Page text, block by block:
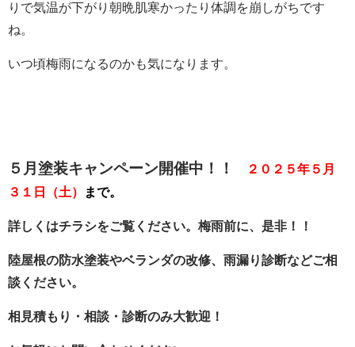
りで気温が下がり朝晩肌寒かったり体調を崩しがちです
ね。
いつ頃梅雨になるのかも気になります。
５月塗装キャンペーン開催中！！
２０２５年５月
３１日（土）
まで。
詳しくはチラシをご覧ください。梅雨前に、是非！！
陸屋根の防水塗装やベランダの改修、雨漏り診断などご相
談ください。
相見積もり・相談・診断のみ大歓迎！